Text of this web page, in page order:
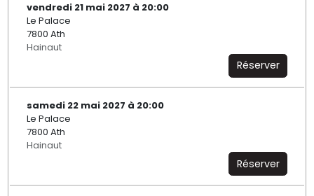
vendredi 21 mai 2027 à 20:00
Le Palace
7800 Ath
Hainaut
Réserver
samedi 22 mai 2027 à 20:00
Le Palace
7800 Ath
Hainaut
Réserver